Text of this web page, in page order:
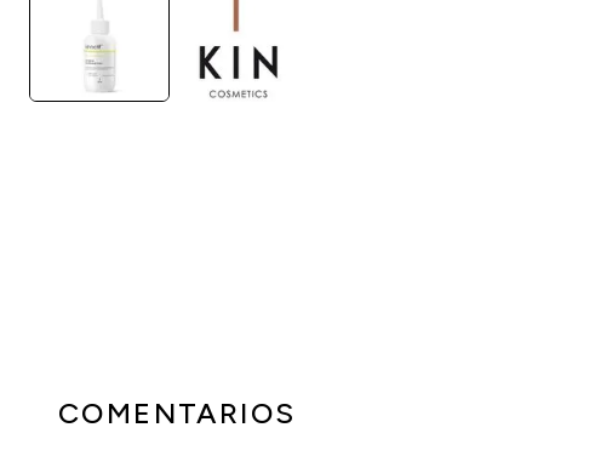
COMENTARIOS